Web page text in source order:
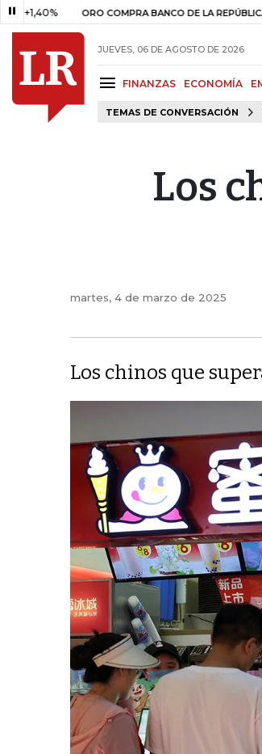
ORO COMPRA BANCO DE LA REPÚBLICA $
JUEVES, 06 DE AGOSTO DE 2026
FINANZAS ECONOMÍA
TEMAS DE CONVERSACIÓN
Los
martes, 4 de marzo de 2025
Los chinos que